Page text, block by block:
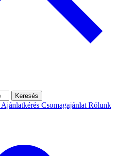
Keresés
Ajánlatkérés Csomagajánlat Rólunk